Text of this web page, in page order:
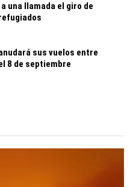
una llamada el giro de
sus vuelos entre
8 de septiembre